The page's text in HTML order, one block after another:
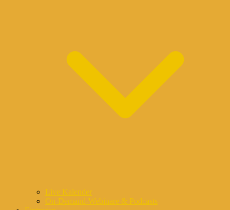
Live Kalender
On-Demand-Webinare & Podcasts